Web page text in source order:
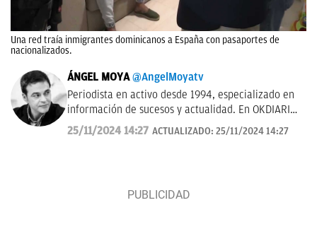
Una red traía inmigrantes dominicanos a España con pasaportes de
nacionalizados.
ÁNGEL MOYA @AngelMoyatv
Periodista en activo desde 1994, especializado en
información de sucesos y actualidad. En OKDIARIO
desde el año 2018. Fui redactor del Diario de Las
Palmas, pasé por los Informativos de Telecinco, me
hasta el año 2019 y desde entonces colaboro con
25/11/2024 14:27 ACTUALIZADO: 25/11/2024 14:27